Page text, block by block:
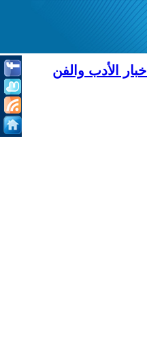
اخبار الأدب والفن